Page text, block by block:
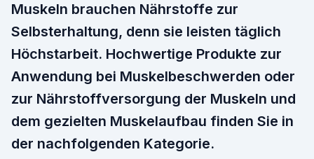
Muskeln brauchen Nährstoffe zur
Selbsterhaltung, denn sie leisten täglich
Höchstarbeit. Hochwertige Produkte zur
Anwendung bei Muskelbeschwerden oder
zur Nährstoffversorgung der Muskeln und
dem gezielten Muskelaufbau finden Sie in
der nachfolgenden Kategorie.